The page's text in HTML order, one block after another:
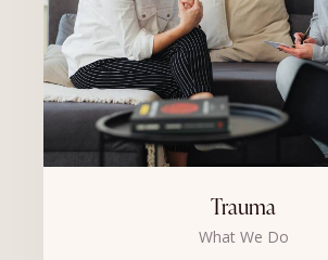
Trauma
What We Do